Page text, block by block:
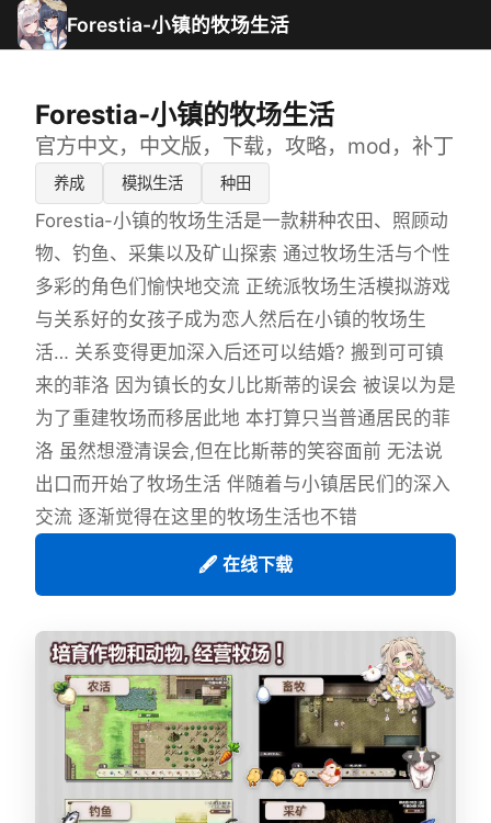
Forestia-小镇的牧场生活
Forestia-小镇的牧场生活
官方中文，中文版，下载，攻略，mod，补丁
养成 模拟生活 种田
Forestia-小镇的牧场生活是一款耕种农田、照顾动
物、钓鱼、采集以及矿山探索 通过牧场生活与个性
多彩的角色们愉快地交流 正统派牧场生活模拟游戏
与关系好的女孩子成为恋人然后在小镇的牧场生
活… 关系变得更加深入后还可以结婚? 搬到可可镇
来的菲洛 因为镇长的女儿比斯蒂的误会 被误以为是
为了重建牧场而移居此地 本打算只当普通居民的菲
洛 虽然想澄清误会,但在比斯蒂的笑容面前 无法说
出口而开始了牧场生活 伴随着与小镇居民们的深入
交流 逐渐觉得在这里的牧场生活也不错
🖋️ 在线下载